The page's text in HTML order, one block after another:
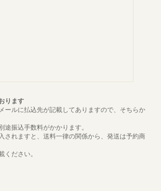
ります
ールに払込先が記載してありますので、そちらか
振込手数料がかかります。
されますと、送料一律の関係から、発送は予約商
ください。